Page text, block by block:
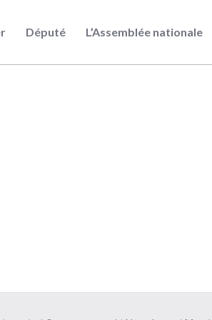
Député L’Assemblée nationale